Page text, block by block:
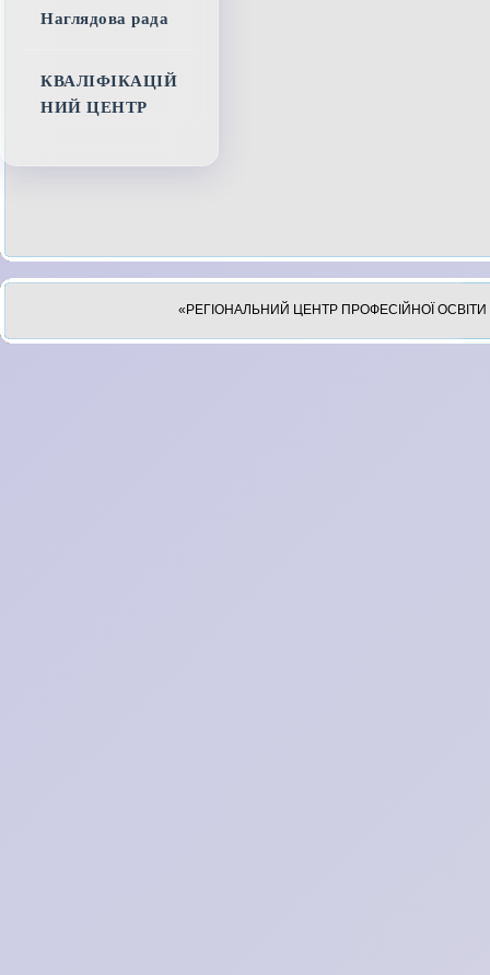
Наглядова рада
КВАЛІФІКАЦІЙ
НИЙ ЦЕНТР
«РЕГІОНАЛЬНИЙ ЦЕНТР ПРОФЕСІЙНОЇ